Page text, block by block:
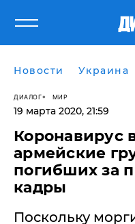
Новости Украина
ДИАЛОГ МИР
19 марта 2020, 21:59
Коронавирус
армейские
погибших за
кадры
Поскольку